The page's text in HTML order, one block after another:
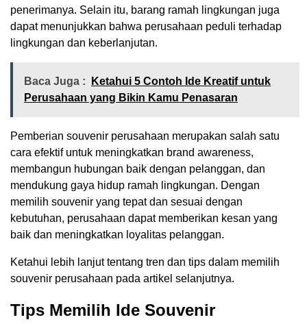
penerimanya. Selain itu, barang ramah lingkungan juga
dapat menunjukkan bahwa perusahaan peduli terhadap
lingkungan dan keberlanjutan.
Baca Juga :
Ketahui 5 Contoh Ide Kreatif untuk
Perusahaan yang Bikin Kamu Penasaran
Pemberian souvenir perusahaan merupakan salah satu
cara efektif untuk meningkatkan brand awareness,
membangun hubungan baik dengan pelanggan, dan
mendukung gaya hidup ramah lingkungan. Dengan
memilih souvenir yang tepat dan sesuai dengan
kebutuhan, perusahaan dapat memberikan kesan yang
baik dan meningkatkan loyalitas pelanggan.
Ketahui lebih lanjut tentang tren dan tips dalam memilih
souvenir perusahaan pada artikel selanjutnya.
Tips Memilih Ide Souvenir